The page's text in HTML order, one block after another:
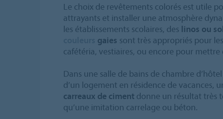
Le choix de revêtements colorés est utile
attrayants et installer une atmosphère
les établissements scolaires, des linos ou
gaies sont très appropriés pour
cafétéria, vestiaires, ou encore pour mettre
Dans une salle de bains de chambre
d’un logement en résidence de vacances,
carreaux de ciment donne un résultat très
qu’une imitation carrelage ou béton.